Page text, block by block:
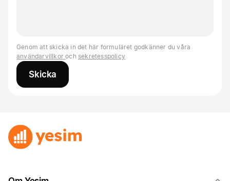
Genom att skicka in det här formuläret godkänner du våra
användarvillkoroch sekretesspolicy
Skicka